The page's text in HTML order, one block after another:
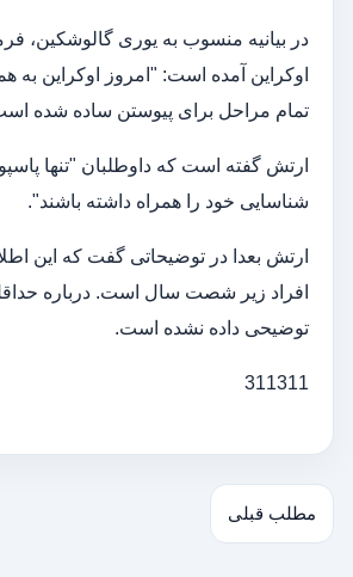
در بیانیه منسوب به یوری گالوشکین،
اوکراین آمده است: "امروز اوکراین به
تمام مراحل برای پیوستن ساده شده
ارتش گفته است که داوطلبان "تنها
شناسایی خود را همراه داشته باشند".
ارتش بعدا در توضیحاتی گفت که این
افراد زیر شصت سال است. درباره
توضیحی داده نشده است.
311311
مطلب قبلی